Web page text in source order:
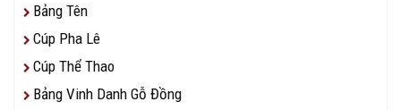
Bảng Tên
Cúp Pha Lê
Cúp Thể Thao
Bảng Vinh Danh Gỗ Đồng